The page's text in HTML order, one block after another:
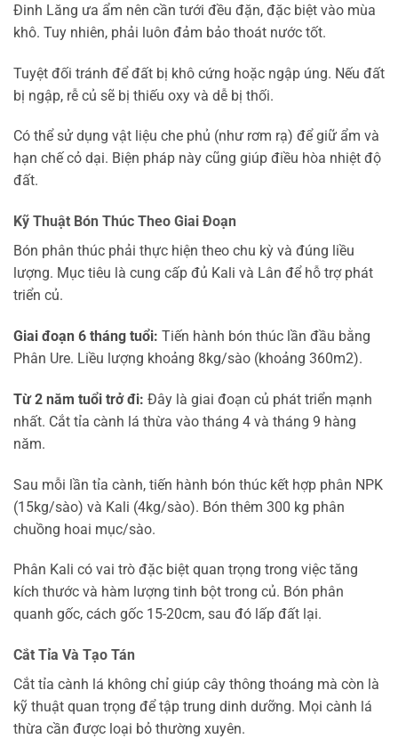
Đinh Lăng ưa ẩm nên cần tưới đều đặn, đặc biệt vào mùa
khô. Tuy nhiên, phải luôn đảm bảo thoát nước tốt.
Tuyệt đối tránh để đất bị khô cứng hoặc ngập úng. Nếu đất
bị ngập, rễ củ sẽ bị thiếu oxy và dễ bị thối.
Có thể sử dụng vật liệu che phủ (như rơm rạ) để giữ ẩm và
hạn chế cỏ dại. Biện pháp này cũng giúp điều hòa nhiệt độ
đất.
Kỹ Thuật Bón Thúc Theo Giai Đoạn
Bón phân thúc phải thực hiện theo chu kỳ và đúng liều
lượng. Mục tiêu là cung cấp đủ Kali và Lân để hỗ trợ phát
triển củ.
Giai đoạn 6 tháng tuổi: Tiến hành bón thúc lần đầu bằng
Phân Ure. Liều lượng khoảng 8kg/sào (khoảng 360m2).
Từ 2 năm tuổi trở đi: Đây là giai đoạn củ phát triển mạnh
nhất. Cắt tỉa cành lá thừa vào tháng 4 và tháng 9 hàng
năm.
Sau mỗi lần tỉa cành, tiến hành bón thúc kết hợp phân NPK
(15kg/sào) và Kali (4kg/sào). Bón thêm 300 kg phân
chuồng hoai mục/sào.
Phân Kali có vai trò đặc biệt quan trọng trong việc tăng
kích thước và hàm lượng tinh bột trong củ. Bón phân
quanh gốc, cách gốc 15-20cm, sau đó lấp đất lại.
Cắt Tỉa Và Tạo Tán
Cắt tỉa cành lá không chỉ giúp cây thông thoáng mà còn là
kỹ thuật quan trọng để tập trung dinh dưỡng. Mọi cành lá
thừa cần được loại bỏ thường xuyên.